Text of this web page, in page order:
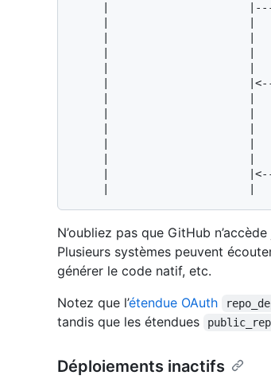
N’oubliez pas que GitHub
Plusieurs systèmes peuvent
générer le code natif, etc.
Notez que l’étendue OAuth
tandis que les étendues
Déploiements inactifs